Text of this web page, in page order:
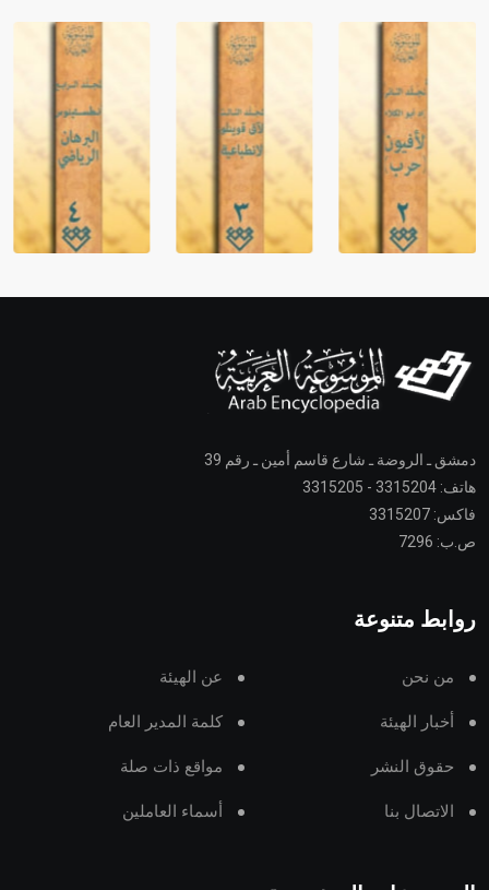
دمشق ـ الروضة ـ شارع قاسم أمين ـ رقم 39
هاتف: 3315204 - 3315205
فاكس: 3315207
ص.ب: 7296
روابط متنوعة
من نحن عن الهيئة
أخبار الهيئة كلمة المدير العام
حقوق النشر مواقع ذات صلة
الاتصال بنا أسماء العاملين